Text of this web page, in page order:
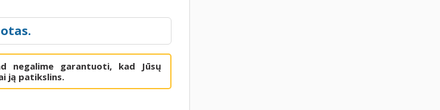
negalime garantuoti, kad Jūsų
ją patikslins.